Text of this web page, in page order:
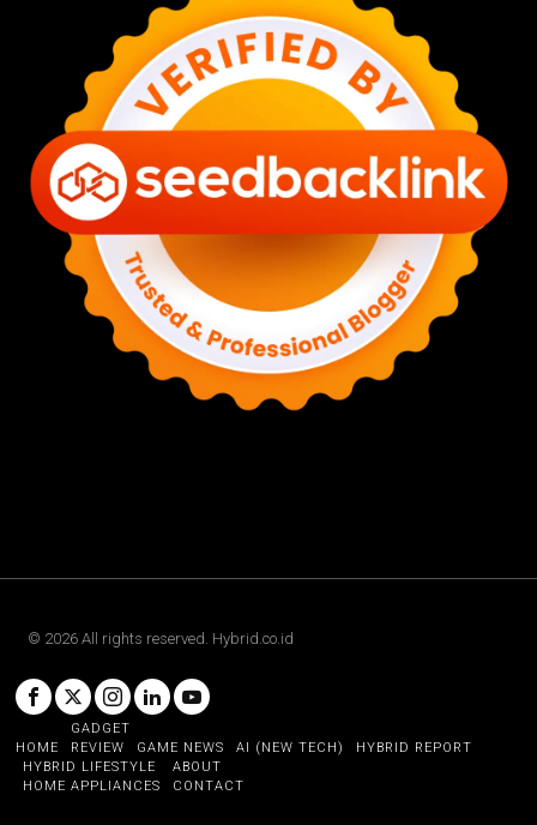
© 2026 All rights reserved. Hybrid.co.id
HOME
GADGET
REVIEW
GAME NEWS AI (NEW TECH)
HYBRID REPORT
HYBRID LIFESTYLE
HOME APPLIANCES
ABOUT
CONTACT